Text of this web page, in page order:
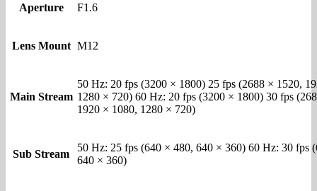
Aperture F1.6
Lens Mount M12
Main Stream
50 Hz: 20 fps (3200 × 1800) 25 fps (2688 × 1520,
1280 × 720) 60 Hz: 20 fps (3200 × 1800) 30 fps
1920 × 1080, 1280 × 720)
Sub Stream
50 Hz: 25 fps (640 × 480, 640 × 360) 60 Hz: 30 fps
640 × 360)